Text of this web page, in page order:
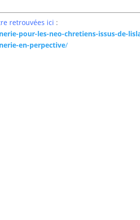
retrouvées ici :
pour-les-neo-chretiens-issus-de-
en-perpective/